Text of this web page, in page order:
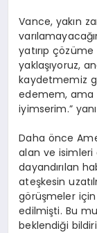
Vance, yakın
yatırıp
yaklaşıyoruz,
kaydetmemiz
edemem, ama
iyimserim.”
Daha önce
alan ve isimleri
dayandırılan
ateşkesin
görüşmeler için
edilmişti. Bu
beklendiği